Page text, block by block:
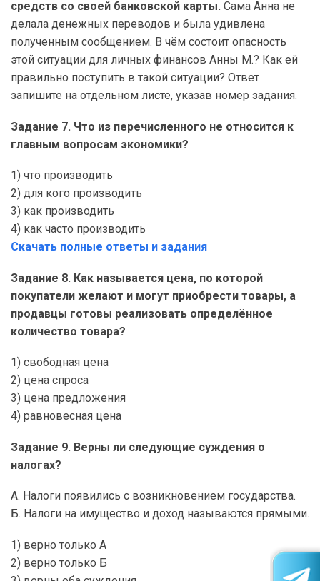
средств со своей банковской карты. Сама Анна не
делала денежных переводов и была удивлена
полученным сообщением. В чём состоит опасность
этой ситуации для личных финансов Анны М.? Как ей
правильно поступить в такой ситуации? Ответ
запишите на отдельном листе, указав номер задания.
Задание 7. Что из перечисленного не относится к
главным вопросам экономики?
1) что производить
2) для кого производить
3) как производить
4) как часто производить
Скачать полные ответы и задания
Задание 8. Как называется цена, по которой
покупатели желают и могут приобрести товары, а
продавцы готовы реализовать определённое
количество товара?
1) свободная цена
2) цена спроса
3) цена предложения
4) равновесная цена
Задание 9. Верны ли следующие суждения о
налогах?
А. Налоги появились с возникновением государства.
Б. Налоги на имущество и доход называются прямыми.
1) верно только А
2) верно только Б